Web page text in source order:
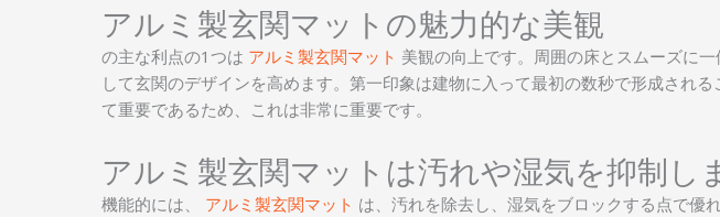
アルミ製玄関マットの魅力的な美観
の主な利点の1つは アルミ製玄関マット 美観の向上です。周囲の床とスムーズに
して玄関のデザインを高めます。第一印象は建物に入って最初の数秒で形成され
て重要であるため、これは非常に重要です。
アルミ製玄関マットは汚れや湿気を抑制し
機能的には、 アルミ製玄関マット は、汚れを除去し、湿気をブロックする点で優